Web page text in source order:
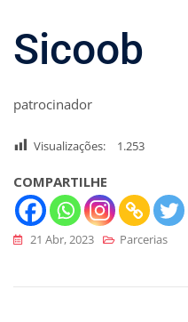
Sicoob
patrocinador
Visualizações: 1.253
COMPARTILHE
21 Abr, 2023 Parcerias